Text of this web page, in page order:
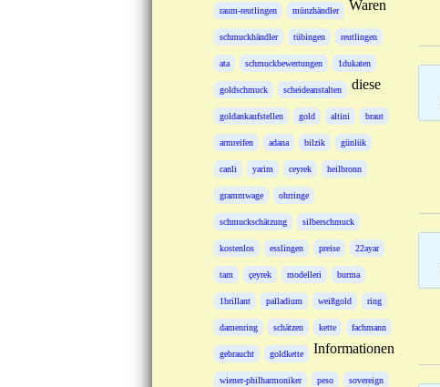
raum-reutlingen münzhändler
schmuckhändler tübingen reutlingen
ata schmuckbewertungen 1dukaten
goldschmuck scheideanstalten
goldankaufstellen gold altini braut
armreifen adana bilzik günlük
canli yarim ceyrek heilbronn
grammwage ohrringe
schmuckschätzung silberschmuck
kostenlos esslingen preise 22ayar
tam çeyrek modelleri burma
1brillant palladium weißgold ring
damenring schätzen kette fachmann
gebraucht goldkette
wiener-philharmoniker peso sovereign
Waren
diese
Informationen